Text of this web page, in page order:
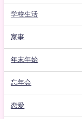
学校生活
家事
年末年始
忘年会
恋愛